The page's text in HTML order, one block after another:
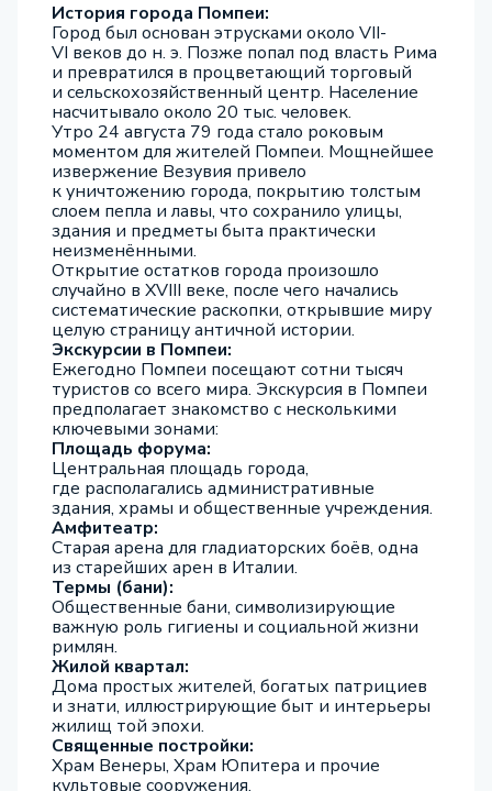
История города Помпеи:
Город был основан этрусками около VII-
VI веков до н. э. Позже попал под власть Рима
и превратился в процветающий торговый
и сельскохозяйственный центр. Население
насчитывало около 20 тыс. человек.
Утро 24 августа 79 года стало роковым
моментом для жителей Помпеи. Мощнейшее
извержение Везувия привело
к уничтожению города, покрытию толстым
слоем пепла и лавы, что сохранило улицы,
здания и предметы быта практически
неизменёнными.
Открытие остатков города произошло
случайно в XVIII веке, после чего начались
систематические раскопки, открывшие миру
целую страницу античной истории.
Экскурсии в Помпеи:
Ежегодно Помпеи посещают сотни тысяч
туристов со всего мира. Экскурсия в Помпеи
предполагает знакомство с несколькими
ключевыми зонами:
Площадь форума:
Центральная площадь города,
где располагались административные
здания, храмы и общественные учреждения.
Амфитеатр:
Старая арена для гладиаторских боёв, одна
из старейших арен в Италии.
Термы (бани):
Общественные бани, символизирующие
важную роль гигиены и социальной жизни
римлян.
Жилой квартал:
Дома простых жителей, богатых патрициев
и знати, иллюстрирующие быт и интерьеры
жилищ той эпохи.
Священные постройки:
Храм Венеры, Храм Юпитера и прочие
культовые сооружения.